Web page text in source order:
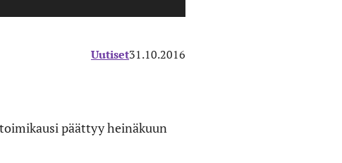
Uutiset31.10.2016
toimikausi päättyy heinäkuun